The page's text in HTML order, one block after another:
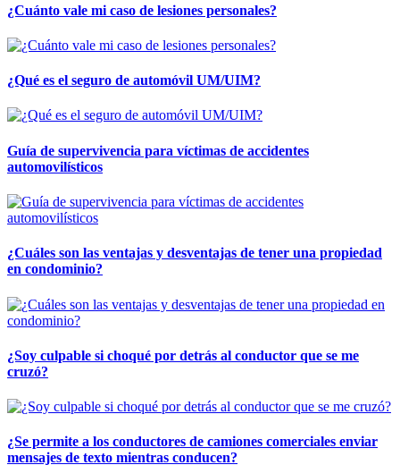
¿Cuánto vale mi caso de lesiones personales?
¿Qué es el seguro de automóvil UM/UIM?
Guía de supervivencia para víctimas de accidentes
automovilísticos
¿Cuáles son las ventajas y desventajas de tener una propiedad
en condominio?
¿Soy culpable si choqué por detrás al conductor que se me
cruzó?
¿Se permite a los conductores de camiones comerciales enviar
mensajes de texto mientras conducen?